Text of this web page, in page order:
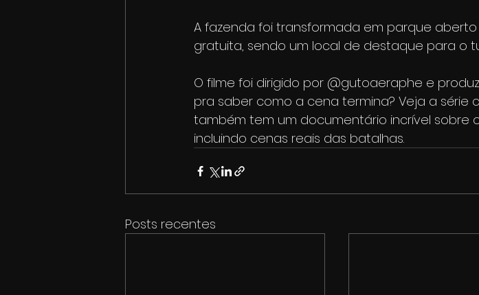
A fazenda foi transformada em parque
gratuita, sendo um local de destaque para o
O filme foi dirigido por @gutoaeraphe e
pra saber como a cena termina? Veja a série
também tem um documentário incrível sobre
incluindo cenas reais das batalhas.
Posts recentes